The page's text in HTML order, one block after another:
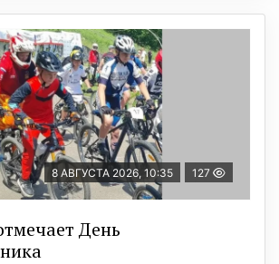
8 АВГУСТА 2026, 10:35 127
День